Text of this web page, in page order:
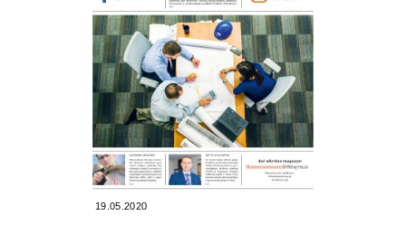
19.05.2020